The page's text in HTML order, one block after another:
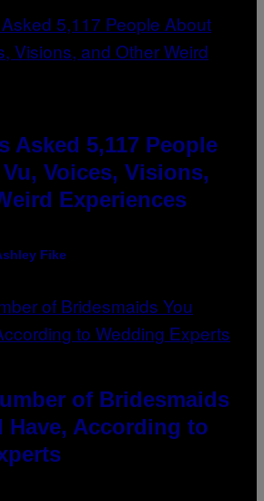
Asked 5,117 People
Voices, Visions,
Experiences
Fike
of Bridesmaids
Have, According to